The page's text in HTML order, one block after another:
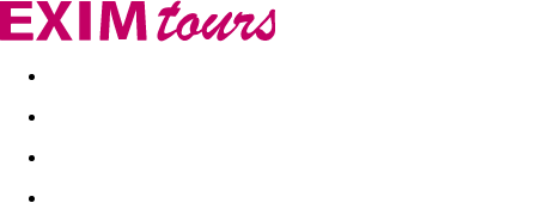
Akční nabídky Last minute